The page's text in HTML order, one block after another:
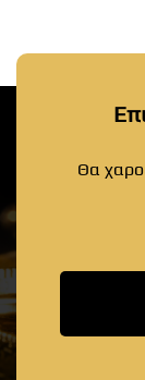
Θα